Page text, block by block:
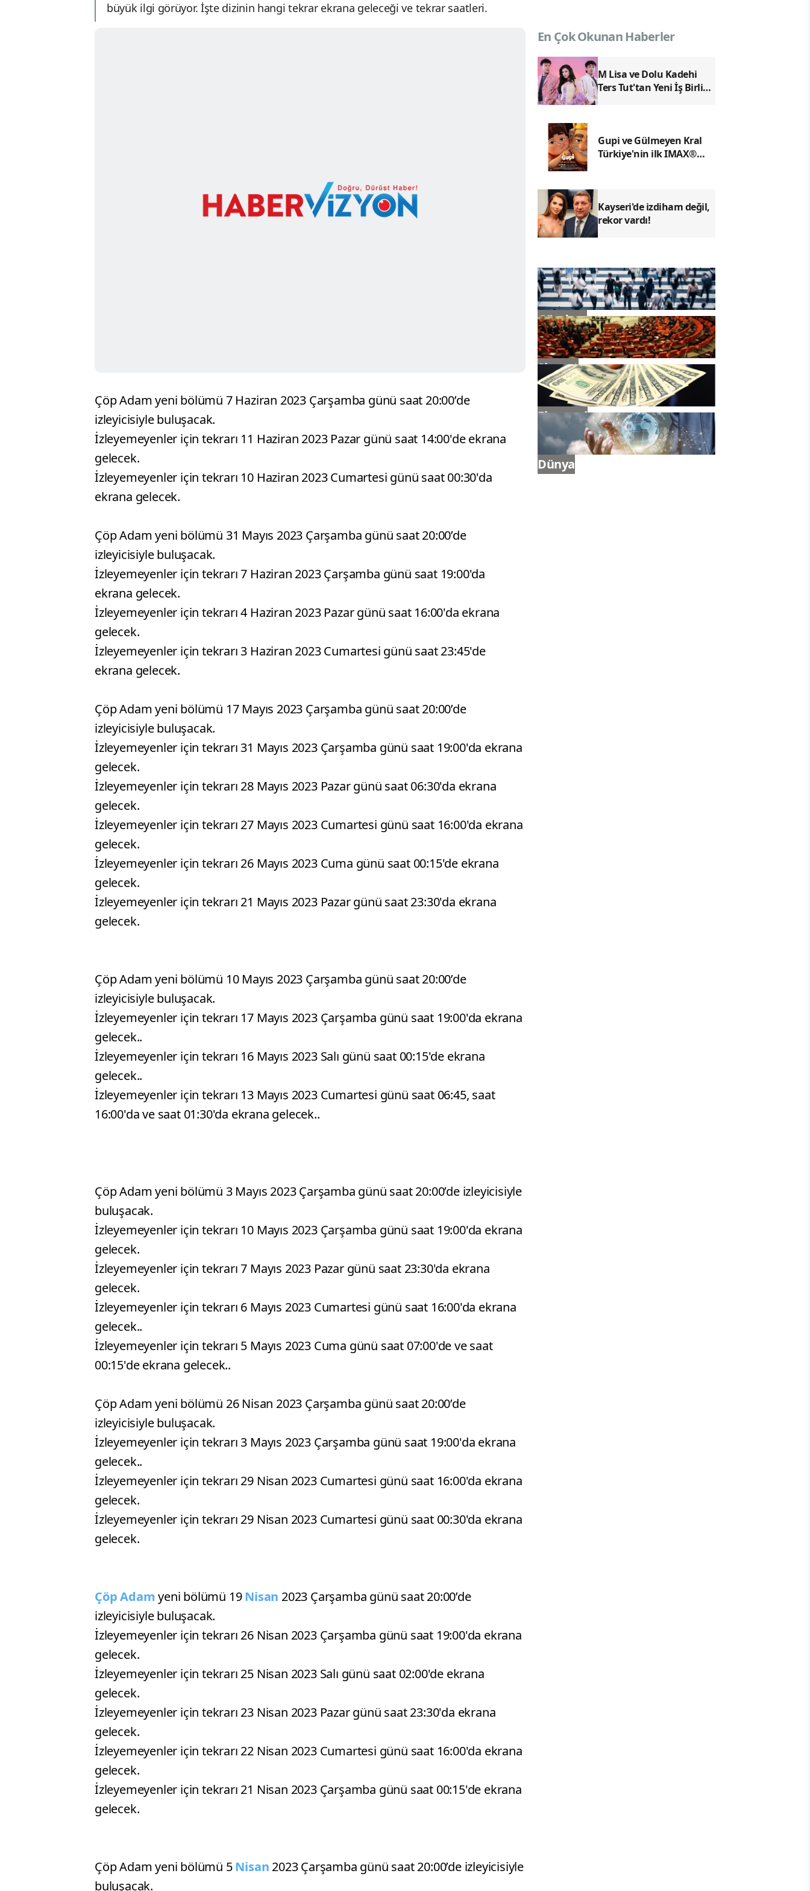
büyük ilgi görüyor. İşte dizinin hangi tekrar ekrana geleceği ve tekrar saatleri.
Çöp Adam yeni bölümü 7 Haziran 2023 Çarşamba günü saat 20:00’de
izleyicisiyle buluşacak.
İzleyemeyenler için tekrarı 11 Haziran 2023 Pazar günü saat 14:00'de ekrana
gelecek.
İzleyemeyenler için tekrarı 10 Haziran 2023 Cumartesi günü saat 00:30'da
ekrana gelecek.
Çöp Adam yeni bölümü 31 Mayıs 2023 Çarşamba günü saat 20:00’de
izleyicisiyle buluşacak.
İzleyemeyenler için tekrarı 7 Haziran 2023 Çarşamba günü saat 19:00'da
ekrana gelecek.
İzleyemeyenler için tekrarı 4 Haziran 2023 Pazar günü saat 16:00'da ekrana
gelecek.
İzleyemeyenler için tekrarı 3 Haziran 2023 Cumartesi günü saat 23:45'de
ekrana gelecek.
Çöp Adam yeni bölümü 17 Mayıs 2023 Çarşamba günü saat 20:00’de
izleyicisiyle buluşacak.
İzleyemeyenler için tekrarı 31 Mayıs 2023 Çarşamba günü saat 19:00'da ekrana
gelecek.
İzleyemeyenler için tekrarı 28 Mayıs 2023 Pazar günü saat 06:30'da ekrana
gelecek.
İzleyemeyenler için tekrarı 27 Mayıs 2023 Cumartesi günü saat 16:00'da ekrana
gelecek.
İzleyemeyenler için tekrarı 26 Mayıs 2023 Cuma günü saat 00:15'de ekrana
gelecek.
İzleyemeyenler için tekrarı 21 Mayıs 2023 Pazar günü saat 23:30'da ekrana
gelecek.
Çöp Adam yeni bölümü 10 Mayıs 2023 Çarşamba günü saat 20:00’de
izleyicisiyle buluşacak.
İzleyemeyenler için tekrarı 17 Mayıs 2023 Çarşamba günü saat 19:00'da ekrana
gelecek..
İzleyemeyenler için tekrarı 16 Mayıs 2023 Salı günü saat 00:15'de ekrana
gelecek..
İzleyemeyenler için tekrarı 13 Mayıs 2023 Cumartesi günü saat 06:45, saat
16:00'da ve saat 01:30'da ekrana gelecek..
Çöp Adam yeni bölümü 3 Mayıs 2023 Çarşamba günü saat 20:00’de izleyicisiyle
buluşacak.
İzleyemeyenler için tekrarı 10 Mayıs 2023 Çarşamba günü saat 19:00'da ekrana
gelecek.
İzleyemeyenler için tekrarı 7 Mayıs 2023 Pazar günü saat 23:30'da ekrana
gelecek.
İzleyemeyenler için tekrarı 6 Mayıs 2023 Cumartesi günü saat 16:00'da ekrana
gelecek..
İzleyemeyenler için tekrarı 5 Mayıs 2023 Cuma günü saat 07:00'de ve saat
00:15'de ekrana gelecek..
Çöp Adam yeni bölümü 26 Nisan 2023 Çarşamba günü saat 20:00’de
izleyicisiyle buluşacak.
İzleyemeyenler için tekrarı 3 Mayıs 2023 Çarşamba günü saat 19:00'da ekrana
gelecek..
İzleyemeyenler için tekrarı 29 Nisan 2023 Cumartesi günü saat 16:00'da ekrana
gelecek.
İzleyemeyenler için tekrarı 29 Nisan 2023 Cumartesi günü saat 00:30'da ekrana
gelecek.
Çöp Adamyeni bölümü 19Nisan 2023 Çarşamba günü saat 20:00’de
izleyicisiyle buluşacak.
İzleyemeyenler için tekrarı 26 Nisan 2023 Çarşamba günü saat 19:00'da ekrana
gelecek.
İzleyemeyenler için tekrarı 25 Nisan 2023 Salı günü saat 02:00'de ekrana
gelecek.
İzleyemeyenler için tekrarı 23 Nisan 2023 Pazar günü saat 23:30'da ekrana
gelecek.
İzleyemeyenler için tekrarı 22 Nisan 2023 Cumartesi günü saat 16:00'da ekrana
gelecek.
İzleyemeyenler için tekrarı 21 Nisan 2023 Çarşamba günü saat 00:15'de ekrana
gelecek.
Çöp Adam yeni bölümü 5Nisan 2023 Çarşamba günü saat 20:00’de izleyicisiyle
buluşacak.
En Çok Okunan Haberler
M Lisa ve Dolu Kadehi
Ters Tut'tan Yeni İş Birliği:
Gupi ve Gülmeyen Kral
Türkiye'nin ilk IMAX®
Kayseri'de izdiham değil,
rekor vardı!
Gündem
Siyaset
Ekonomi
Dünya